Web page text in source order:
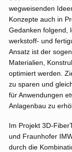
wegweisenden
Konzepte auch in
Gedanken folgend,
werkstoff- und
Ansatz ist der
Materialien,
optimiert werden.
zu sparen und
für Anwendungen
Anlagenbau zu
Im Projekt 3D-
und Fraunhofer
durch die